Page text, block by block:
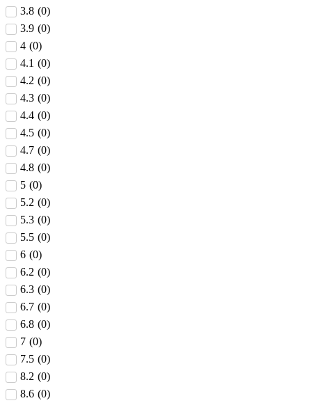
3.8 (0)
3.9 (0)
4 (0)
4.1 (0)
4.2 (0)
4.3 (0)
4.4 (0)
4.5 (0)
4.7 (0)
4.8 (0)
5 (0)
5.2 (0)
5.3 (0)
5.5 (0)
6 (0)
6.2 (0)
6.3 (0)
6.7 (0)
6.8 (0)
7 (0)
7.5 (0)
8.2 (0)
8.6 (0)